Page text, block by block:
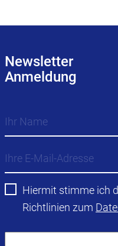
Newsletter
Anmeldung
Hiermit stimme ich
Richtlinien zum